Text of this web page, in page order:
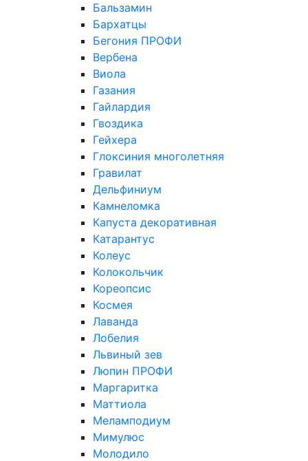
Бальзамин
Бархатцы
Бегония ПРОФИ
Вербена
Виола
Газания
Гайлардия
Гвоздика
Гейхера
Глоксиния многолетняя
Гравилат
Дельфиниум
Камнеломка
Капуста декоративная
Катарантус
Колеус
Колокольчик
Кореопсис
Космея
Лаванда
Лобелия
Львиный зев
Люпин ПРОФИ
Маргаритка
Маттиола
Меламподиум
Мимулюс
Молодило